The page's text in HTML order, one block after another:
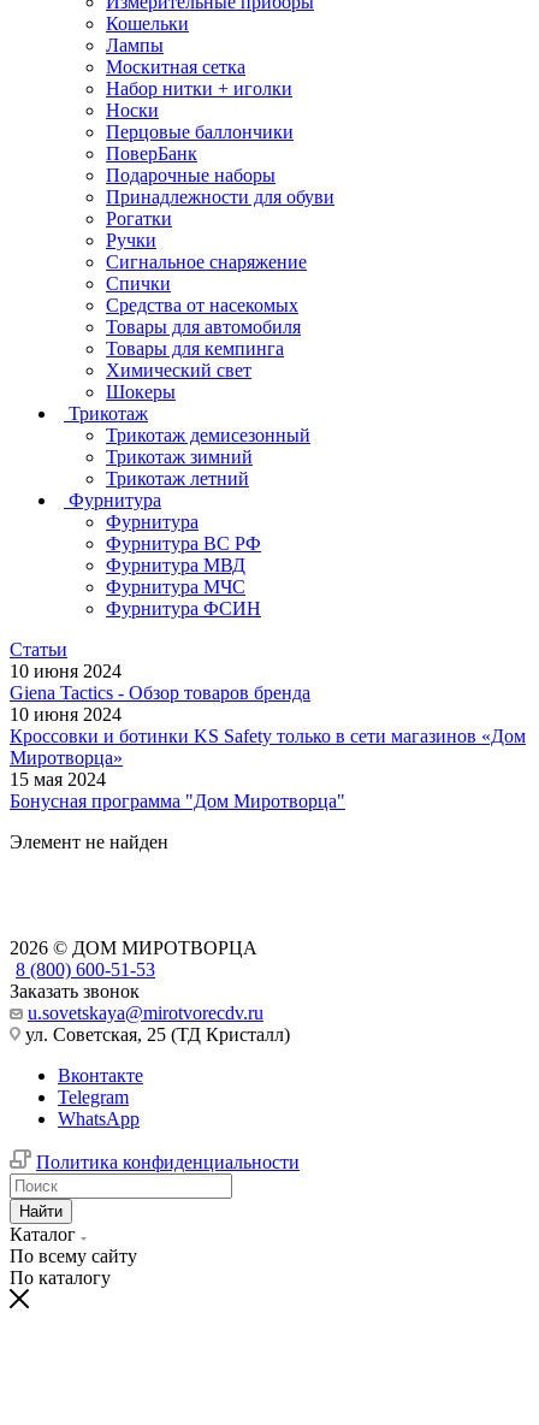
Кошельки
Лампы
Москитная сетка
Набор нитки + иголки
Носки
Перцовые баллончики
ПоверБанк
Подарочные наборы
Принадлежности для обуви
Рогатки
Ручки
Сигнальное снаряжение
Спички
Средства от насекомых
Товары для автомобиля
Товары для кемпинга
Химический свет
Шокеры
Трикотаж
Трикотаж демисезонный
Трикотаж зимний
Трикотаж летний
Фурнитура
Фурнитура
Фурнитура ВС РФ
Фурнитура МВД
Фурнитура МЧС
Фурнитура ФСИН
Статьи
10 июня 2024
Giena Tactics - Обзор товаров бренда
10 июня 2024
Кроссовки и ботинки KS Safety только в сети магазинов «Дом
Миротворца»
15 мая 2024
Бонусная программа "Дом Миротворца"
Элемент не найден
2026 © ДОМ МИРОТВОРЦА
8 (800) 600-51-53
Заказать звонок
u.sovetskaya@mirotvorecdv.ru
ул. Советская, 25 (ТД Кристалл)
Вконтакте
Telegram
WhatsApp
Политика конфиденциальности
Найти
Каталог
По всему сайту
По каталогу